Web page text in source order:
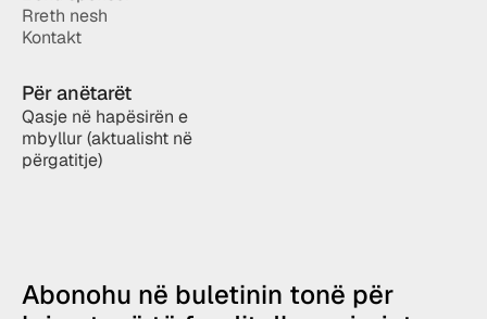
Rreth nesh
Kontakt
Për anëtarët
Qasje në hapësirën e
mbyllur (aktualisht në
përgatitje)
Abonohu në buletinin tonë për